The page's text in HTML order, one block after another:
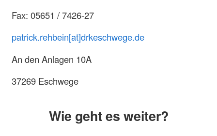
Fax: 05651 / 7426-27
patrick.rehbein[at]drkeschwege.de
An den Anlagen 10A
37269 Eschwege
Wie geht es weiter?